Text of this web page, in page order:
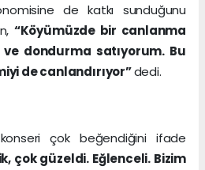
de katkı sunduğunu
“Köyümüzde bir canlanma
dondurma satıyorum. Bu
de canlandırıyor”dedi.
çok beğendiğini ifade
çok güzeldi. Eğlenceli. Bizim